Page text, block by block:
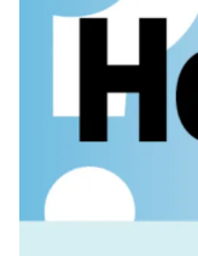
Zoeken